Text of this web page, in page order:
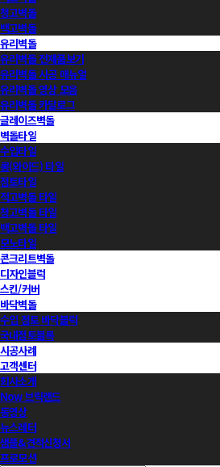
청고벽돌
백고벽돌
유리벽돌
유리벽돌 전제품보기
유리벽돌 시공 매뉴얼
유리벽돌 영상 모음
유리벽돌 카달로그
글레이즈벽돌
벽돌타일
수입타일
롱(와이드) 타일
점토타일
적고벽돌 타일
청고벽돌 타일
백고벽돌 타일
모노타일
콘크리트벽돌
디자인블럭
스킨/커버
바닥벽돌
수입 점토 바닥블럭
국내점토블록
시공사례
고객센터
회사소개
Now 브릭랜드
동영상
뉴스레터
샘플&견적신청서
프로모션